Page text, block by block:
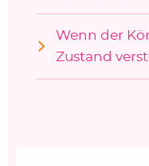
Wenn der
Zustand